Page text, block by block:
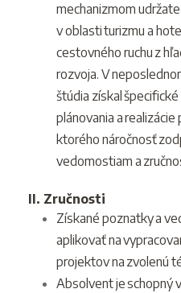
mechanizmom
v oblasti turizmu a
cestovného ruchu z
rozvoja. V
štúdia získal
plánovania a
ktorého náročnosť
vedomostiam a
II. Zručnosti
Získané poznatky a
aplikovať na
projektov na zvolenú
Absolvent je schopný